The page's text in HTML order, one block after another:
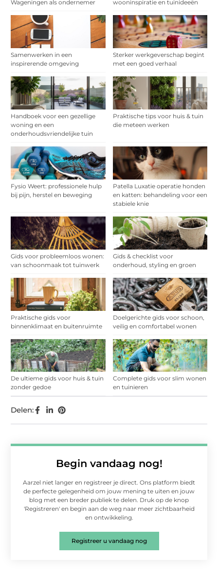
Wageningen als ondernemer wooninspiratie en tuinideeën
Samenwerken in een
inspirerende omgeving
Sterker werkgeverschap begint
met een goed verhaal
Handboek voor een gezellige
woning en een
onderhoudsvriendelijke tuin
Praktische tips voor huis & tuin
die meteen werken
Fysio Weert: professionele hulp
bij pijn, herstel en beweging
Patella Luxatie operatie honden
en katten: behandeling voor een
stabiele knie
Gids voor probleemloos wonen:
van schoonmaak tot tuinwerk
Gids & checklist voor
onderhoud, styling en groen
Praktische gids voor
binnenklimaat en buitenruimte
Doelgerichte gids voor schoon,
veilig en comfortabel wonen
De ultieme gids voor huis & tuin
zonder gedoe
Complete gids voor slim wonen
en tuinieren
Begin vandaag nog!
Aarzel niet langer en registreer je direct. Ons platform biedt
de perfecte gelegenheid om jouw mening te uiten en jouw
blog met een breder publiek te delen. Druk op de knop
'Registreren' en begin aan de weg naar meer zichtbaarheid
en ontwikkeling.
Registreer u vandaag nog
Delen: